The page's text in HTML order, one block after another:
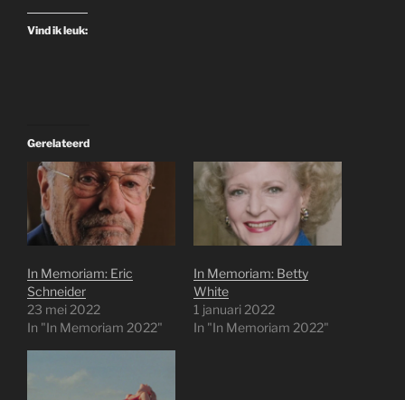
Vind ik leuk:
Gerelateerd
In Memoriam: Eric
Schneider
23 mei 2022
In "In Memoriam 2022"
In Memoriam: Betty
White
1 januari 2022
In "In Memoriam 2022"